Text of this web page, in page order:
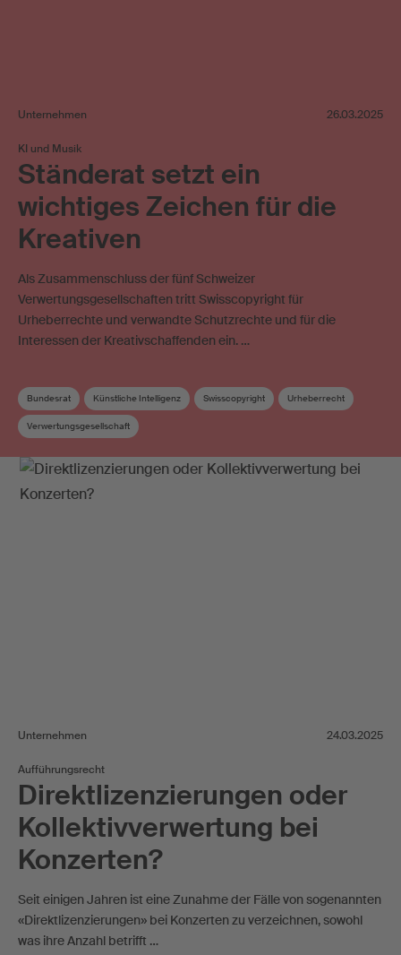
Unternehmen 26.03.2025
KI und Musik
Ständerat setzt ein
wichtiges Zeichen für die
Kreativen
Als Zusammenschluss der fünf Schweizer
Verwertungsgesellschaften tritt Swisscopyright für
Urheberrechte und verwandte Schutzrechte und für die
Interessen der Kreativschaffenden ein. …
Bundesrat Künstliche Intelligenz Swisscopyright Urheberrecht
Verwertungsgesellschaft
Unternehmen 24.03.2025
Aufführungsrecht
Direktlizenzierungen oder
Kollektivverwertung bei
Konzerten?
Seit einigen Jahren ist eine Zunahme der Fälle von sogenannten
«Direktlizenzierungen» bei Konzerten zu verzeichnen, sowohl
was ihre Anzahl betrifft …